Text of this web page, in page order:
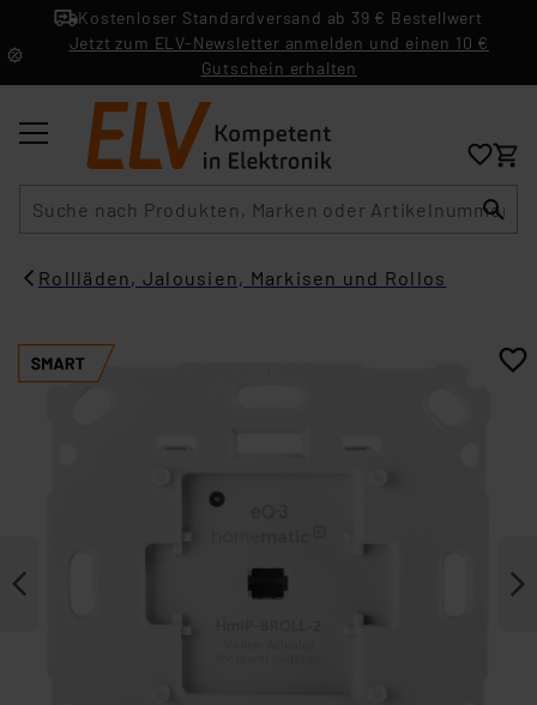
Kostenloser Standardversand ab 39 € Bestellwert
Jetzt zum ELV-Newsletter anmelden und einen 10 €
Gutschein erhalten
Rollläden, Jalousien, Markisen und Rollos